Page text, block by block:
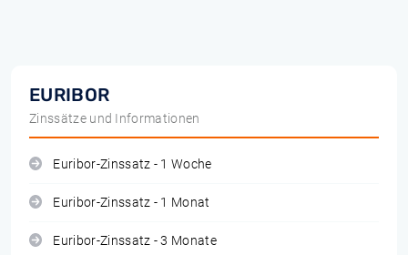
EURIBOR
Zinssätze und Informationen
Euribor-Zinssatz - 1 Woche
Euribor-Zinssatz - 1 Monat
Euribor-Zinssatz - 3 Monate